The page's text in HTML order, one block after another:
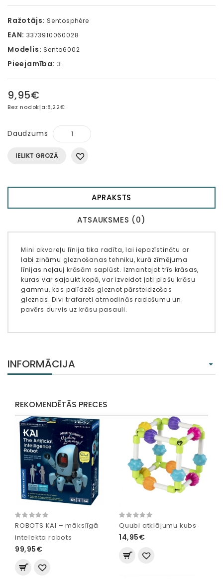
Ražotājs: Sentosphère
EAN: 3373910060028
Modelis: Sento6002
Pieejamība: 3
9,95€
Bez nodokļa:8,22€
Daudzums
IELIKT GROZĀ
APRAKSTS
ATSAUKSMES (0)
Mini akvareļu līnija tika radīta, lai iepazīstinātu ar
labi zināmu gleznošanas tehniku, kurā zīmējuma
līnijas neļauj krāsām saplūst. Izmantojot trīs krāsas,
kuras var sajaukt kopā, var izveidot ļoti plašu krāsu
gammu, kas palīdzēs gleznot pārsteidzošas
gleznas. Divi trafareti atmodinās radošumu un
pavērs durvis uz krāsu pasauli.
INFORMĀCIJA
REKOMENDĒTĀS PRECES
ROBOTS KAI – mākslīgā
intelekta robots
99,95€
Quubi atklājumu kubs
14,95€